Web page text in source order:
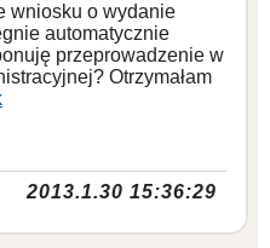
wniosku o wydanie
automatycznie
przeprowadzenie w
Otrzymałam
2013.1.30 15:36:29